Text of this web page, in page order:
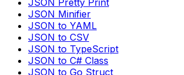
JSON Minifier
JSON to YAML
JSON to CSV
JSON to TypeScript
JSON to C# Class
JSON to Go Struct